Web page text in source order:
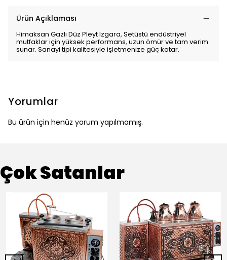
Ürün Açıklaması
Himaksan Gazlı Düz Pleyt Izgara, Setüstü endüstriyel
mutfaklar için yüksek performans, uzun ömür ve tam verim
sunar. Sanayi tipi kalitesiyle işletmenize güç katar.
Yorumlar
Bu ürün için henüz yorum yapılmamış.
Çok Satanlar